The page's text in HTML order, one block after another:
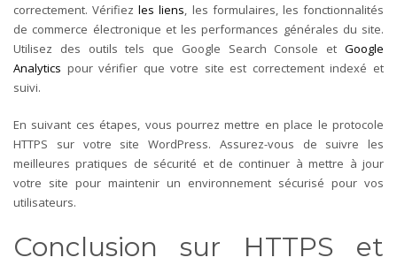
correctement. Vérifiezles liens, les formulaires, les fonctionnalités
de commerce électronique et les performances générales du site.
Utilisez des outils tels que Google Search Console et Google
Analytics pour vérifier que votre site est correctement indexé et
suivi.
En suivant ces étapes, vous pourrez mettre en place le protocole
HTTPS sur votre site WordPress. Assurez-vous de suivre les
meilleures pratiques de sécurité et de continuer à mettre à jour
votre site pour maintenir un environnement sécurisé pour vos
utilisateurs.
Conclusion sur HTTPS et